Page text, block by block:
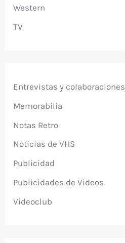
Western
TV
Entrevistas y colaboraciones
Memorabilia
Notas Retro
Noticias de VHS
Publicidad
Publicidades de Videos
Videoclub